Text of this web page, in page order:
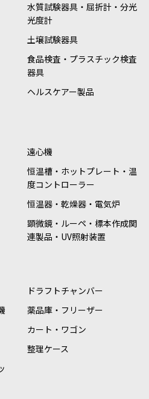
水質試験器具・屈折計・分光
光度計
土壌試験器具
食品検査・プラスチック検査
器具
ヘルスケアー製品
遠心機
恒温槽・ホットプレート・温
度コントローラー
恒温器・乾燥器・電気炉
顕微鏡・ルーペ・標本作成関
連製品・UV照射装置
ドラフトチャンバー
薬品庫・フリーザー
カート・ワゴン
整理ケース